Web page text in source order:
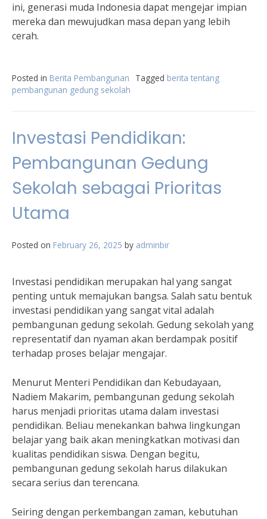
ini, generasi muda Indonesia dapat mengejar impian
mereka dan mewujudkan masa depan yang lebih
cerah.
Posted in Berita Pembangunan Tagged berita tentang
pembangunan gedung sekolah
Investasi Pendidikan:
Pembangunan Gedung
Sekolah sebagai Prioritas
Utama
Posted on February 26, 2025 by adminbir
Investasi pendidikan merupakan hal yang sangat
penting untuk memajukan bangsa. Salah satu bentuk
investasi pendidikan yang sangat vital adalah
pembangunan gedung sekolah. Gedung sekolah yang
representatif dan nyaman akan berdampak positif
terhadap proses belajar mengajar.
Menurut Menteri Pendidikan dan Kebudayaan,
Nadiem Makarim, pembangunan gedung sekolah
harus menjadi prioritas utama dalam investasi
pendidikan. Beliau menekankan bahwa lingkungan
belajar yang baik akan meningkatkan motivasi dan
kualitas pendidikan siswa. Dengan begitu,
pembangunan gedung sekolah harus dilakukan
secara serius dan terencana.
Seiring dengan perkembangan zaman, kebutuhan